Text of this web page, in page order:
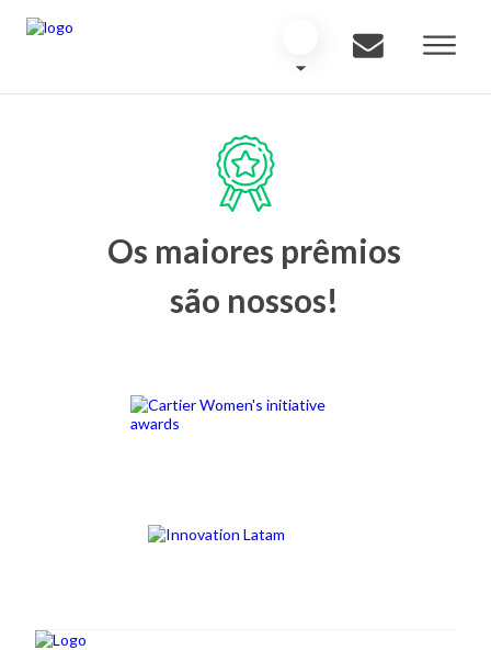
Os maiores prêmios
são nossos!